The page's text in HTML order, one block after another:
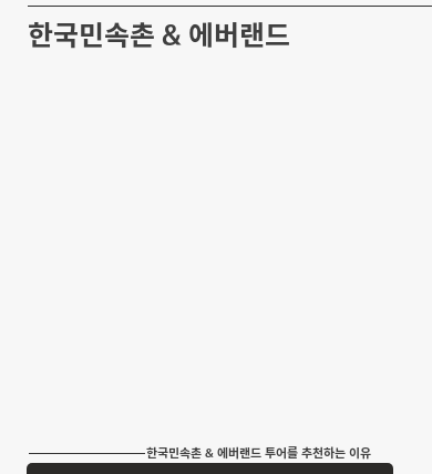
한국민속촌 & 에버랜드 투어를 추천하는 이유
한국민속촌 & 에버랜드